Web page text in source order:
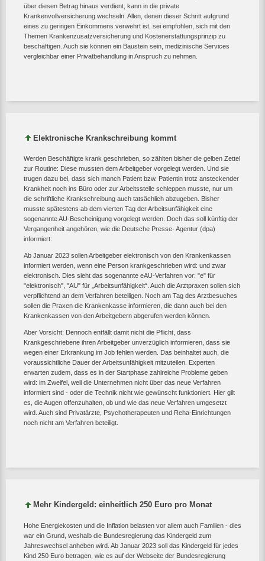
über diesen Betrag hinaus verdient, kann in die private
Krankenvollversicherung wechseln. Allen, denen dieser Schritt aufgrund
eines zu geringen Einkommens verwehrt ist, sei empfohlen, sich mit den
Themen Krankenzusatzversicherung und Kostenerstattungsprinzip zu
beschäftigen. Auch sie können ein Baustein sein, medizinische Services
vergleichbar einer Privatbehandlung in Anspruch zu nehmen.
Elektronische Krankschreibung kommt
Werden Beschäftigte krank geschrieben, so zählten bisher die gelben Zettel
zur Routine: Diese mussten dem Arbeitgeber vorgelegt werden. Und sie
trugen dazu bei, dass sich manch Patient bzw. Patientin trotz ansteckender
Krankheit noch ins Büro oder zur Arbeitsstelle schleppen musste, nur um
die schriftliche Krankschreibung auch tatsächlich abzugeben. Bisher
musste spätestens ab dem vierten Tag der Arbeitsunfähigkeit eine
sogenannte AU-Bescheinigung vorgelegt werden. Doch das soll künftig der
Vergangenheit angehören, wie die Deutsche Presse- Agentur (dpa)
informiert:
Ab Januar 2023 sollen Arbeitgeber elektronisch von den Krankenkassen
informiert werden, wenn eine Person krankgeschrieben wird: und zwar
elektronisch. Dies sieht das sogenannte eAU-Verfahren vor: "e" für
"elektronisch", "AU" für „Arbeitsunfähigkeit“. Auch die Arztpraxen sollen sich
verpflichtend an dem Verfahren beteiligen. Noch am Tag des Arztbesuches
sollen die Praxen die Krankenkasse informieren, die dann auch bei den
Krankenkassen von den Arbeitgebern abgerufen werden können.
Aber Vorsicht: Dennoch entfällt damit nicht die Pflicht, dass
Krankgeschriebene ihren Arbeitgeber unverzüglich informieren, dass sie
wegen einer Erkrankung im Job fehlen werden. Das beinhaltet auch, die
voraussichtliche Dauer der Arbeitsunfähigkeit mitzuteilen. Experten
erwarten zudem, dass es in der Startphase zahlreiche Probleme geben
wird: im Zweifel, weil die Unternehmen nicht über das neue Verfahren
informiert sind - oder die Technik nicht wie gewünscht funktioniert. Hier gilt
es, die Augen offenzuhalten, ob und wie das neue Verfahren umgesetzt
wird. Auch sind Privatärzte, Psychotherapeuten und Reha-Einrichtungen
noch nicht am Verfahren beteiligt.
Mehr Kindergeld: einheitlich 250 Euro pro Monat
Hohe Energiekosten und die Inflation belasten vor allem auch Familien - dies
war ein Grund, weshalb die Bundesregierung das Kindergeld zum
Jahreswechsel anheben wird. Ab Januar 2023 soll das Kindergeld für jedes
Kind 250 Euro betragen, wie es auf der Webseite der Bundesregierung